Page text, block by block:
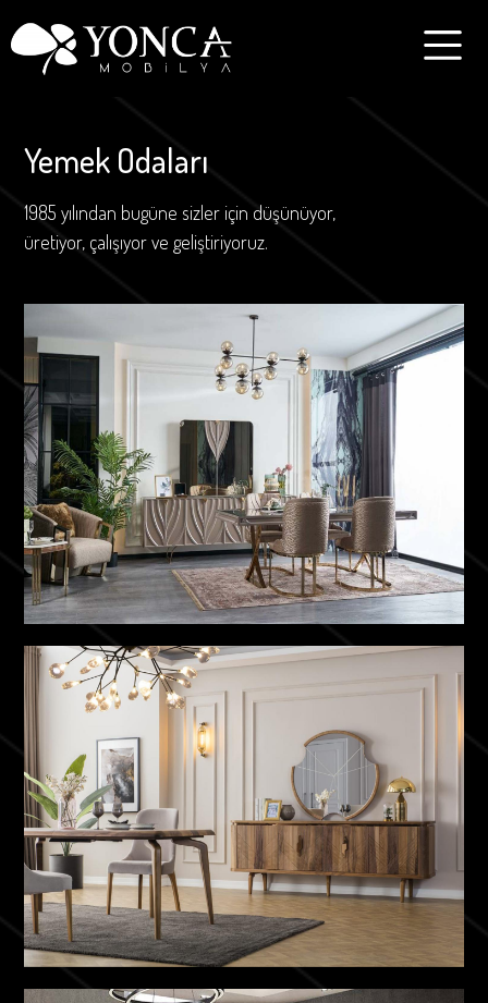
Yemek Odaları
1985 yılından bugüne sizler için düşünüyor,
üretiyor, çalışıyor ve geliştiriyoruz.